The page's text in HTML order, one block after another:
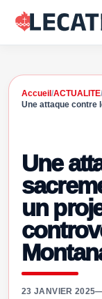
Accueil /ACTUALITE/
Une attaque contre
Une
un
23 JANVIER 2025